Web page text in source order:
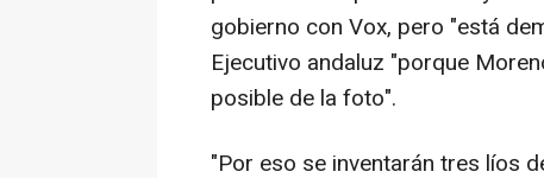
gobierno con Vox, pero "está
Ejecutivo andaluz "porque
posible de la foto".
"Por eso se inventarán tres líos